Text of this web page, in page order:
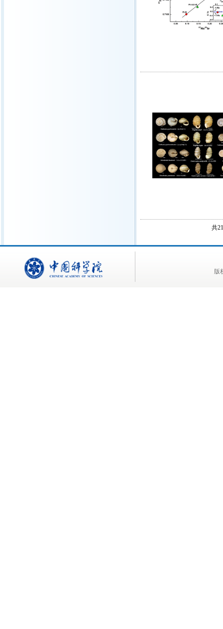
共
版